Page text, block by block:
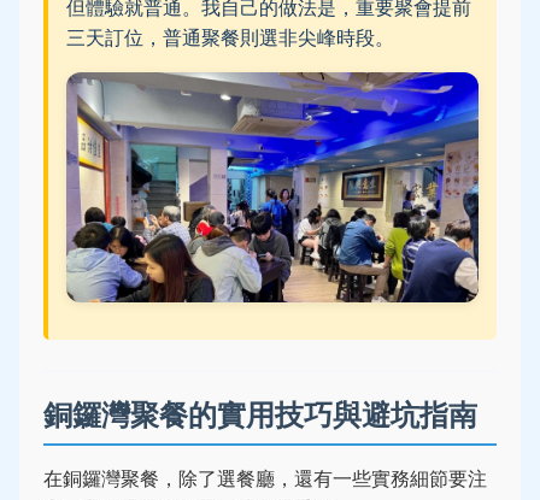
但體驗就普通。我自己的做法是，重要聚會提前
三天訂位，普通聚餐則選非尖峰時段。
銅鑼灣聚餐的實用技巧與避坑指南
在銅鑼灣聚餐，除了選餐廳，還有一些實務細節要注